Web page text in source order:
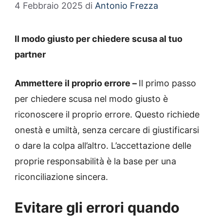
4 Febbraio 2025 di Antonio Frezza
Il modo giusto per chiedere scusa al tuo
partner
Ammettere il proprio errore – Il primo passo
per chiedere scusa nel modo giusto è
riconoscere il proprio errore. Questo richiede
onestà e umiltà, senza cercare di giustificarsi
o dare la colpa all’altro. L’accettazione delle
proprie responsabilità è la base per una
riconciliazione sincera.
Evitare gli errori quando